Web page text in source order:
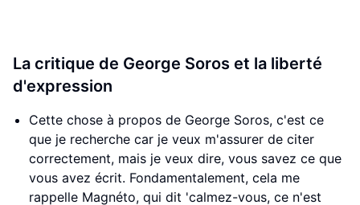
La critique de George Soros et la liberté
d'expression
Cette chose à propos de George Soros, c'est ce
que je recherche car je veux m'assurer de citer
correctement, mais je veux dire, vous savez ce que
vous avez écrit. Fondamentalement, cela me
rappelle Magnéto, qui dit 'calmez-vous, ce n'est